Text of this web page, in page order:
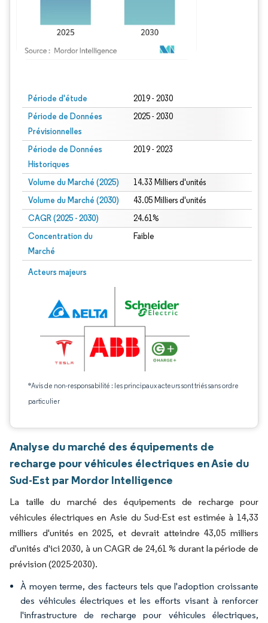
Période d'étude 2019 - 2030
Période de Données
Prévisionnelles
2025 - 2030
Période de Données
Historiques
2019 - 2023
Volume du Marché (2025) 14.33 Milliers d'unités
Volume du Marché (2030) 43.05 Milliers d'unités
CAGR (2025 - 2030) 24.61%
Concentration du
Marché
Faible
Acteurs majeurs
*Avis de non-responsabilité : les principaux acteurs sont triés sans ordre
particulier
Analyse du marché des équipements de
recharge pour véhicules électriques en Asie du
Sud-Est par Mordor Intelligence
La taille du marché des équipements de recharge pour
véhicules électriques en Asie du Sud-Est est estimée à 14,33
milliers d'unités en 2025, et devrait atteindre 43,05 milliers
d'unités d'ici 2030, à un CAGR de 24,61 % durant la période de
prévision (2025-2030).
À moyen terme, des facteurs tels que l'adoption croissante
des véhicules électriques et les efforts visant à renforcer
l'infrastructure de recharge pour véhicules électriques,